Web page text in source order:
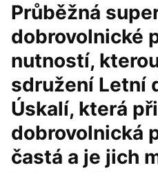
Průběžná
dobrovolnické
nutností,
sdružení Letní
Úskalí, která
dobrovolnická
častá a je jich